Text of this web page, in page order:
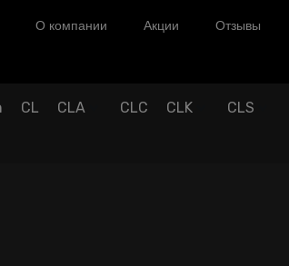
О компании Акции Отзывы
CL CLA CLC CLK CLS